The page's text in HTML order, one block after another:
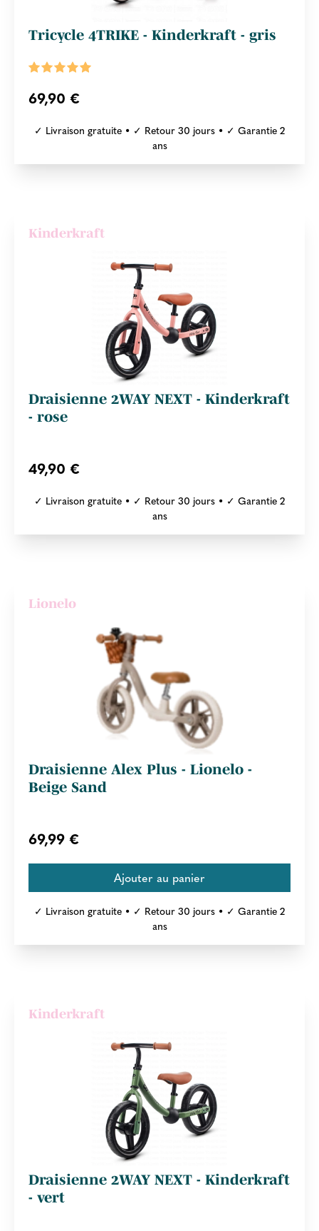
Tricycle 4TRIKE - Kinderkraft - gris
69,90 €
✓ Livraison gratuite • ✓ Retour 30 jours • ✓ Garantie 2
ans
Kinderkraft
Draisienne 2WAY NEXT - Kinderkraft
- rose
49,90 €
✓ Livraison gratuite • ✓ Retour 30 jours • ✓ Garantie 2
ans
Lionelo
Draisienne Alex Plus - Lionelo -
Beige Sand
69,99 €
✓ Livraison gratuite • ✓ Retour 30 jours • ✓ Garantie 2
ans
Kinderkraft
Draisienne 2WAY NEXT - Kinderkraft
- vert